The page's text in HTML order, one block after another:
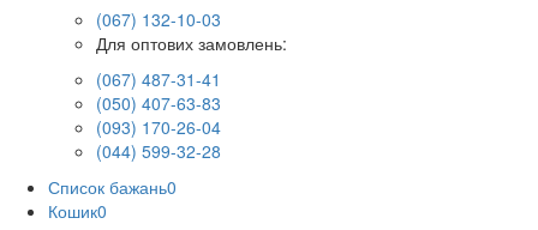
(067) 132-10-03
Для оптових замовлень:
(067) 487-31-41
(050) 407-63-83
(093) 170-26-04
(044) 599-32-28
Список бажань0
Кошик0